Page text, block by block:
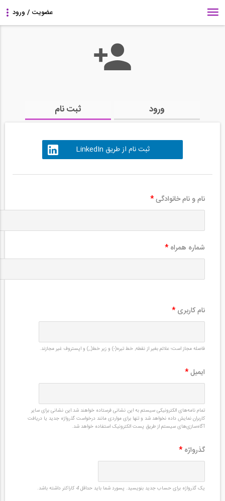
ورود ثبت نام
ثبت نام از طریق LinkedIn
نام و نام خانوادگی*
شماره همراه *
نام کاربری *
فاصله مجاز است؛ علائم بغیر از نقطه, خط تیره(-) و زیر خط(_) و اپستروف غیر مجازند.
ایمیل*
تمام نامه‌های الکترونیکی سیستم به این نشانی فرستاده خواهند شد.این نشانی برای سایر
کاربران نمایش داده نخواهد شد و تنها برای مواردی مانند درخواست گذرواژه جدید یا دریافت
آگاه‌سازی‌های سیستم از طریق پست الکترونیک استفاده خواهد شد.
گذرواژه *
یک گذرواژه برای حساب جدید بنویسید. پسورد شما باید حداقل4 کاراکتر داشته باشد.